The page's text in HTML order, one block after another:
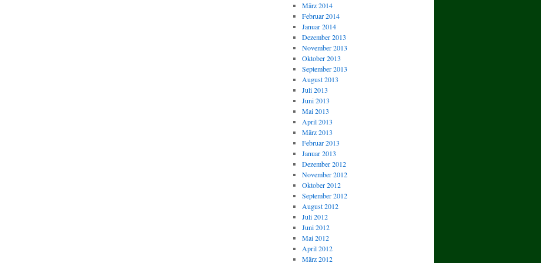
März 2014
Februar 2014
Januar 2014
Dezember 2013
November 2013
Oktober 2013
September 2013
August 2013
Juli 2013
Juni 2013
Mai 2013
April 2013
März 2013
Februar 2013
Januar 2013
Dezember 2012
November 2012
Oktober 2012
September 2012
August 2012
Juli 2012
Juni 2012
Mai 2012
April 2012
März 2012